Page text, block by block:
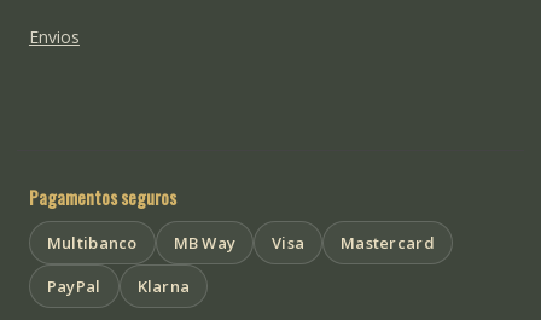
Envios
Pagamentos seguros
Multibanco MB Way Visa
Mastercard
PayPal
Klarna